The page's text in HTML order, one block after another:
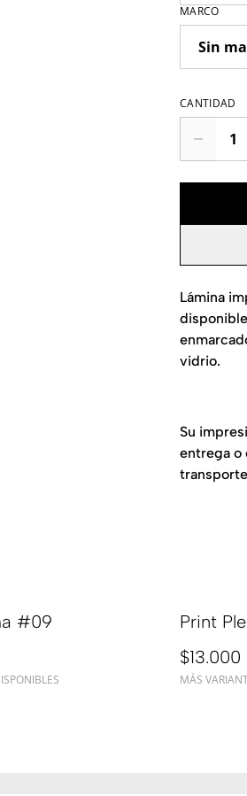
MARCO
CANTIDAD
Lámina
vidrio.
Su
entrega o
#09
Print
$13.000
MÁS